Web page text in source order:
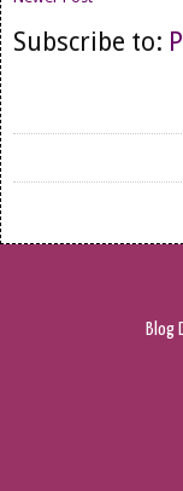
Subscribe to:
Blog